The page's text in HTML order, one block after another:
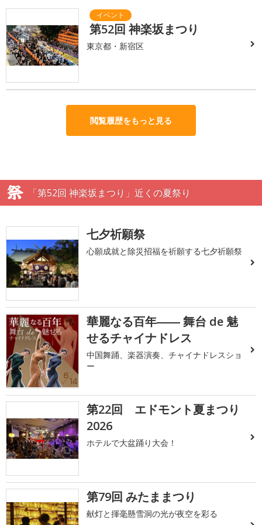
第52回 神楽坂まつり
東京都・新宿区
閲覧履歴をもっと見る
「第52回 神楽坂まつり」近くの夏祭り
七夕祈願祭
心願成就と除災招福を祈願する七夕祈願祭
華麗なる百年―― 舞台 de 魅
せるチャイナドレス
中国舞踊、楽器演奏、チャイナドレスショ
ー
第22回 エドモント夏まつり
2026
ホテルで大盆踊り大会！
第79回 みたままつり
献灯と揮毫懸雪洞の光が夜空を彩る